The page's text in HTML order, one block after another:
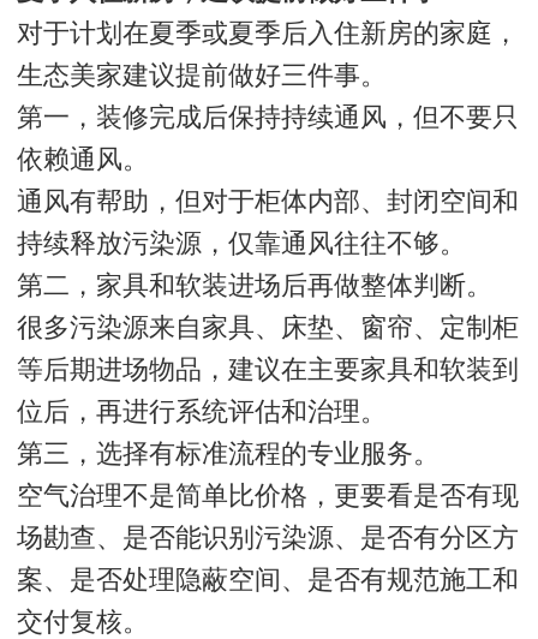
对于计划在夏季或夏季后入住新房的家庭，
生态美家建议提前做好三件事。
第一，装修完成后保持持续通风，但不要只
依赖通风。
通风有帮助，但对于柜体内部、封闭空间和
持续释放污染源，仅靠通风往往不够。
第二，家具和软装进场后再做整体判断。
很多污染源来自家具、床垫、窗帘、定制柜
等后期进场物品，建议在主要家具和软装到
位后，再进行系统评估和治理。
第三，选择有标准流程的专业服务。
空气治理不是简单比价格，更要看是否有现
场勘查、是否能识别污染源、是否有分区方
案、是否处理隐蔽空间、是否有规范施工和
交付复核。